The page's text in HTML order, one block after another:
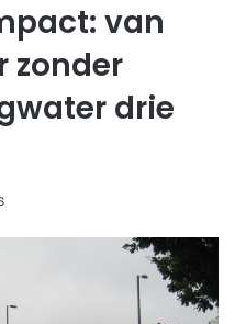
van
zonder
drie